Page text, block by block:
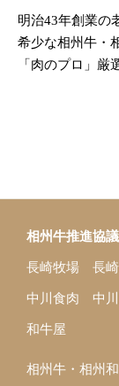
明治43年創業の
希少な相州牛・
「肉のプロ」厳
相州牛推進協
長崎牧場 長
中川食肉 中
和牛屋
相州牛・相州